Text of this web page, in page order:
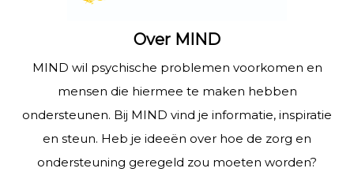
Over MIND
MIND wil psychische problemen voorkomen en
mensen die hiermee te maken hebben
ondersteunen. Bij MIND vind je informatie, inspiratie
en steun. Heb je ideeën over hoe de zorg en
ondersteuning geregeld zou moeten worden?